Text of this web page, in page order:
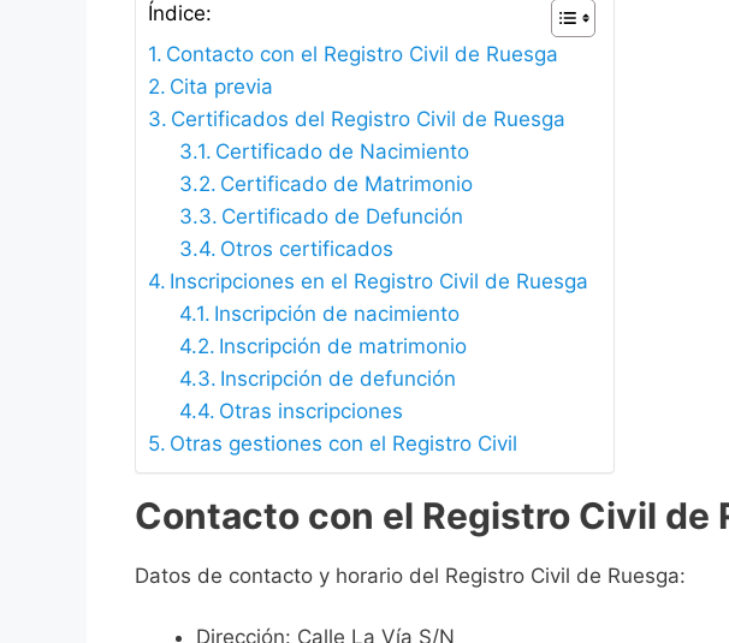
Índice:
Contacto con el Registro Civil de Ruesga
Cita previa
Certificados del Registro Civil de Ruesga
Certificado de Nacimiento
Certificado de Matrimonio
Certificado de Defunción
Otros certificados
Inscripciones en el Registro Civil de Ruesga
Inscripción de nacimiento
Inscripción de matrimonio
Inscripción de defunción
Otras inscripciones
Otras gestiones con el Registro Civil
Contacto con el Registro Civil de
Datos de contacto y horario del Registro Civil de Ruesga:
Dirección: Calle La Vía S/N